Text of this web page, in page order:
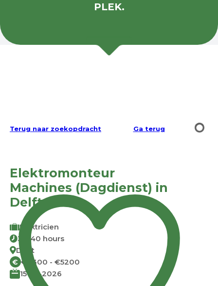
PLEK.
Terug naar zoekopdracht Ga terug
Elektromonteur
Machines (Dagdienst) in
Delft
Elektricien
38-40 hours
Delft
€ €4300 - €5200
15-05-2026